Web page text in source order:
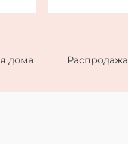
дома Распродажа